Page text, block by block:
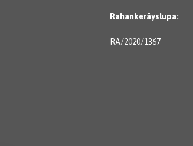
Rahankeräyslupa:
RA/2020/1367